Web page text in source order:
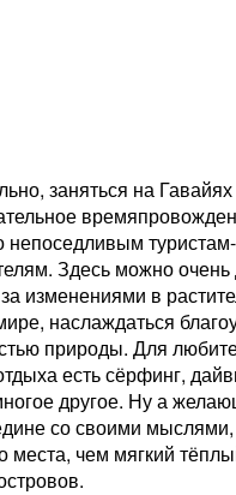
заняться на Гавайях
непоседливым туристам-
Здесь можно очень
изменениями в
наслаждаться
природы. Для
есть сёрфинг,
другое. Ну а
со своими мыслями,
места, чем мягкий